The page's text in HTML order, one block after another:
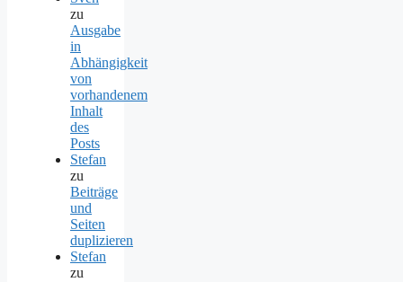
zu
Ausgabe
in
Abhängigkeit
von
vorhandenem
Inhalt
des
Posts
Stefan
zu
Beiträge
und
Seiten
duplizieren
Stefan
zu